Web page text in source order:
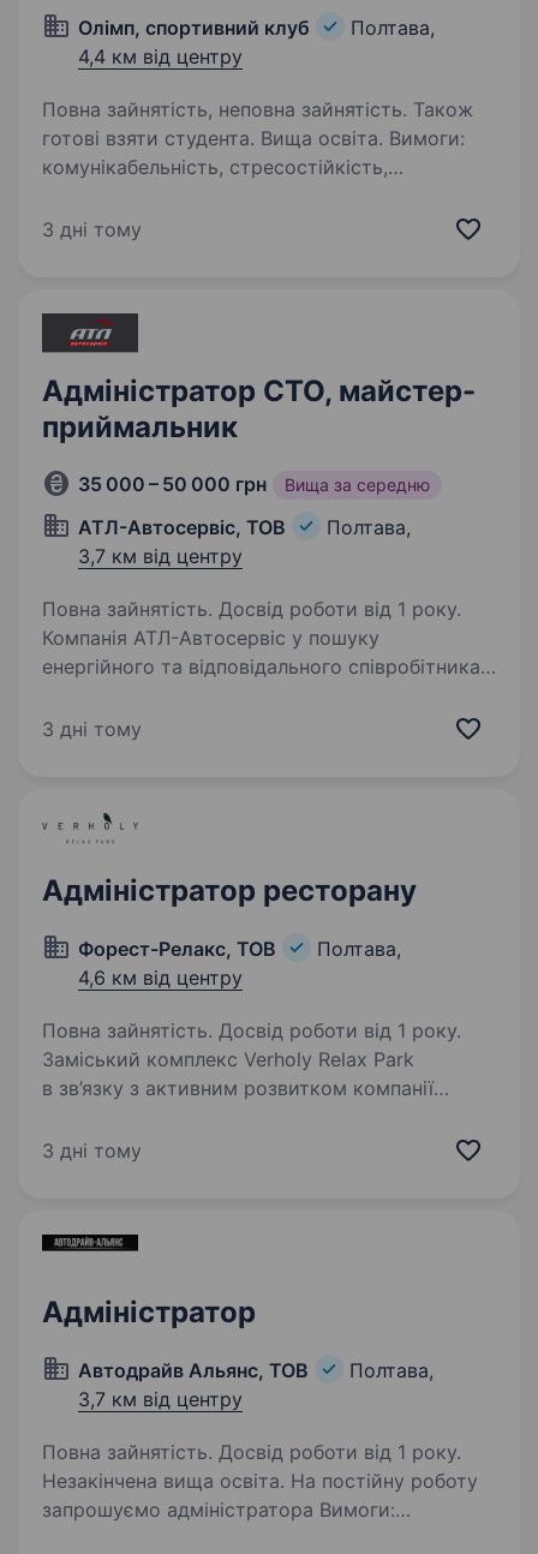
Олімп, спортивний клуб
Полтава,
4,4 км від центру
Повна зайнятість, неповна зайнятість. Також
готові взяти студента. Вища освіта. Вимоги:
комунікабельність, стресостійкість,
та співробітників. Умови роботи: позмінно
Обов’язки: реєстрація…
3 дні тому
Адміністратор СТО, майстер-
приймальник
35 000 – 50 000 грн Вища за середню
АТЛ-Автосервіс, ТОВ
Полтава,
3,7 км від центру
Повна зайнятість. Досвід роботи від 1 року.
Компанія АТЛ-Автосервіс у пошуку
енергійного та відповідального співробітника
приймальника, який готовий розвиватися
3 дні тому
Адміністратор ресторану
Форест-Релакс, ТОВ
Полтава,
4,6 км від центру
Повна зайнятість. Досвід роботи від 1 року.
Заміський комплекс Verholy Relax Park
в зв’язку з активним розвитком компанії
співробітників! Зараз ми шукаємо
3 дні тому
Адміністратор
Автодрайв Альянс, ТОВ
Полтава,
3,7 км від центру
Повна зайнятість. Досвід роботи від 1 року.
Незакінчена вища освіта. На постійну роботу
запрошуємо адміністратора Вимоги: